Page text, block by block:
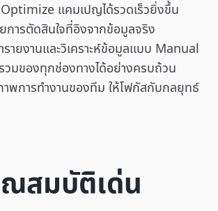
แคมเปญได้รวดเร็วยิ่งขึ้น
การตัดสินใจที่อิงจากข้อมูลจริง
รายงานและวิเคราะห์ข้อมูลแบบ Manual
วมของทุกช่องทางได้อย่างครบถ้วน
าพการทำงานของทีม ให้โฟกัสกับกลยุทธ์
สมบัติเด่น